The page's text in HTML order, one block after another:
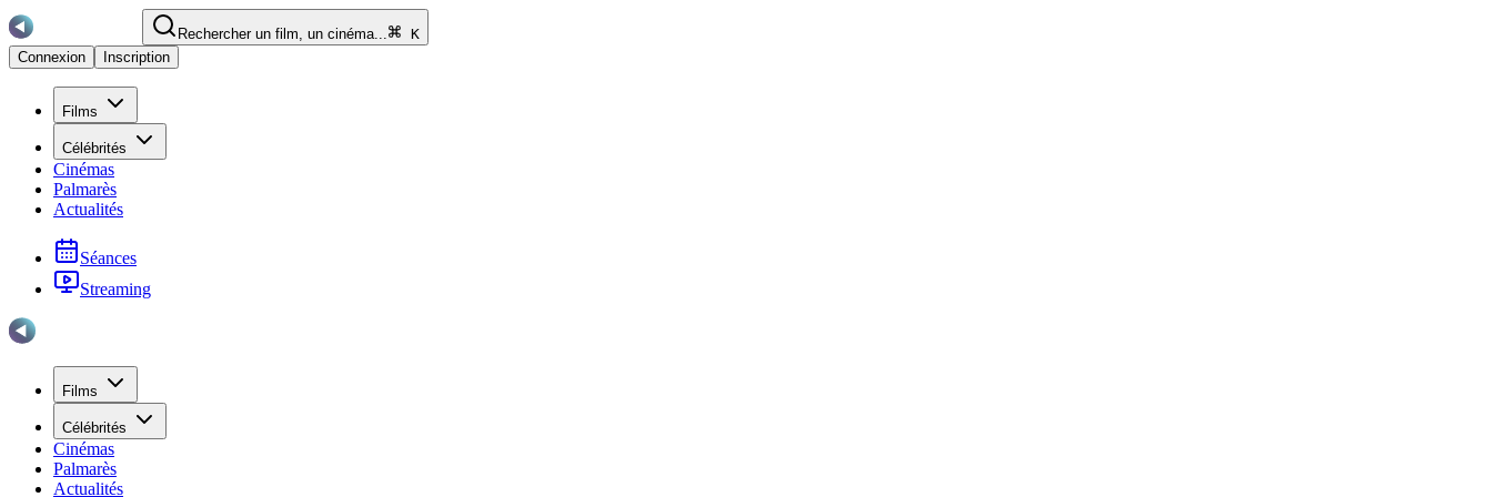
Rechercher un film, un cinéma...
K
Connexion
Inscription
Films
Célébrités
Cinémas
Palmarès
Actualités
Séances
Streaming
Films
Célébrités
Cinémas
Palmarès
Actualités